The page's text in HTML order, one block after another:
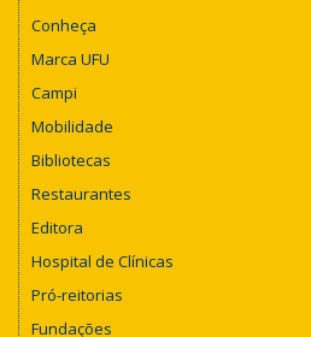
Conheça
Marca UFU
Campi
Mobilidade
Bibliotecas
Restaurantes
Editora
Hospital de Clínicas
Pró-reitorias
Fundações